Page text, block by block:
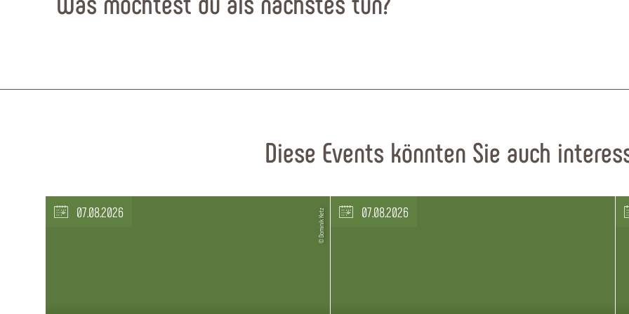
Diese Events könnten Sie auch
© Dominik Ketz
07.08.2026 07.08.2026